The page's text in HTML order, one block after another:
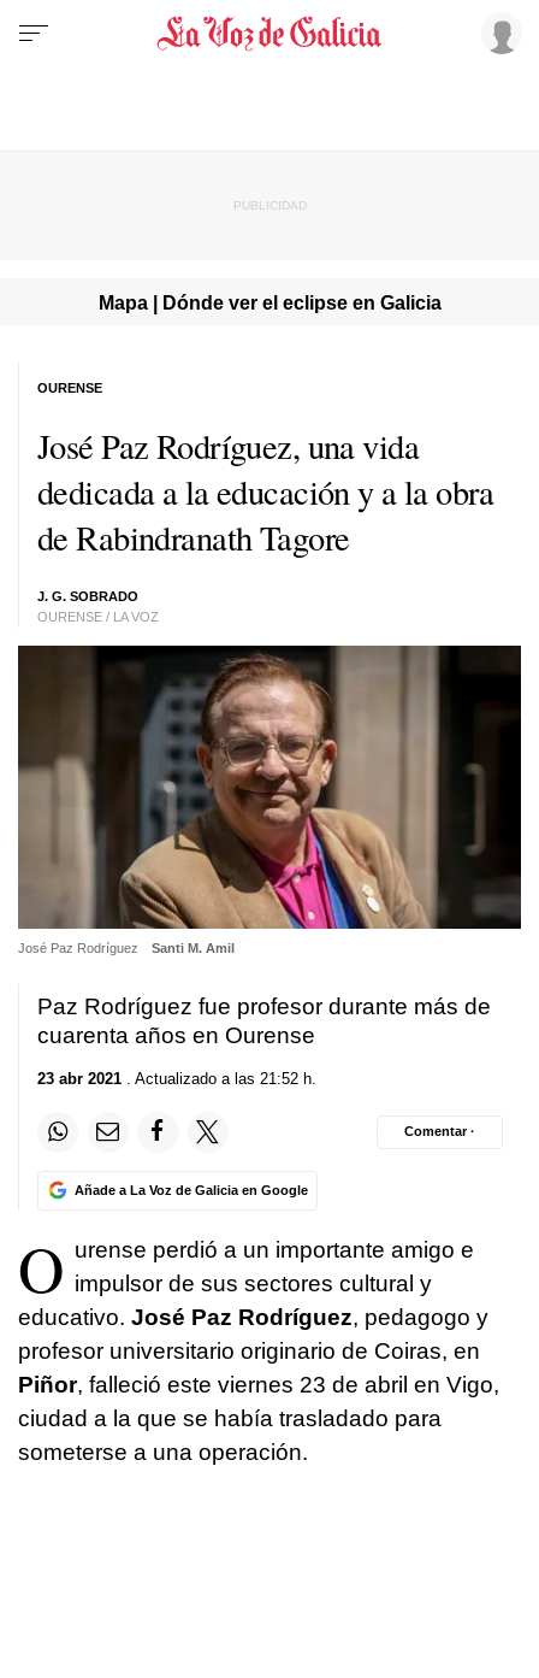
Mapa | Dónde ver el eclipse en Galicia
José Paz Rodríguez, una vida
dedicada a la educación y a la obra
de Rabindranath Tagore
J. G. SOBRADO
OURENSE / LA VOZ
OURENSE
José Paz Rodríguez Santi M. Amil
Paz Rodríguez fue profesor durante más de
cuarenta años en Ourense
23 abr 2021 . Actualizado a las 21:52 h.
Añade a La Voz de Galicia en Google
Comentar ·
O urense perdió a un importante amigo e
impulsor de sus sectores cultural y
educativo. José Paz Rodríguez, pedagogo y
profesor universitario originario de Coiras, en
Piñor, falleció este viernes 23 de abril en Vigo,
ciudad a la que se había trasladado para
someterse a una operación.